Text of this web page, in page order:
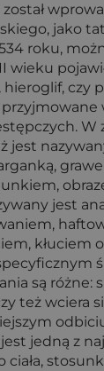
został
jako
roku,
wieku
hieroglif, czy
W
jest
jest
kłuciem
są różne:
też wciera
jedną z
ciała,